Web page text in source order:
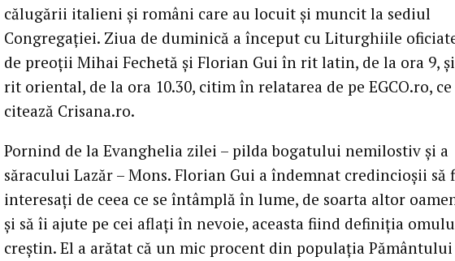
călugării italieni şi români care au locuit şi muncit la sediul
Congregaţiei. Ziua de duminică a început cu Liturghiile
de preoţii Mihai Fechetă şi Florian Gui în rit latin, de la ora 9,
rit oriental, de la ora 10.30, citim în relatarea de pe EGCO.ro, ce
citează Crisana.ro.
Pornind de la Evanghelia zilei – pilda bogatului nemilostiv şi a
săracului Lazăr – Mons. Florian Gui a îndemnat credincioşii să
interesaţi de ceea ce se întâmplă în lume, de soarta altor
şi să îi ajute pe cei aflaţi în nevoie, aceasta fiind definiţia
creştin. El a arătat că un mic procent din populaţia Pământului